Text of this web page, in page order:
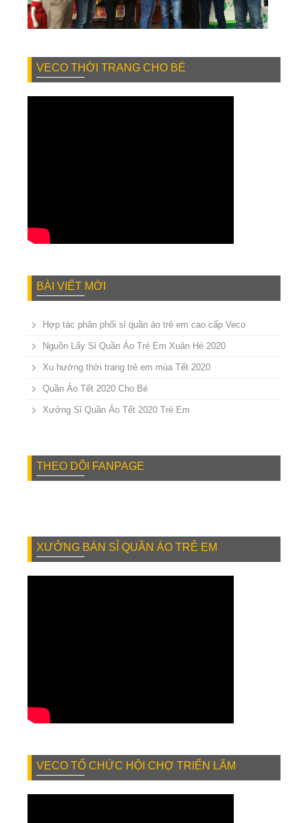
VECO THỜI TRANG CHO BÉ
BÀI VIẾT MỚI
Hợp tác phân phối sỉ quần áo trẻ em cao cấp Veco
Nguồn Lấy Sỉ Quần Áo Trẻ Em Xuân Hè 2020
Xu hướng thời trang trẻ em mùa Tết 2020
Quần Áo Tết 2020 Cho Bé
Xưởng Sỉ Quần Áo Tết 2020 Trẻ Em
THEO DÕI FANPAGE
XƯỞNG BÁN SỈ QUẦN ÁO TRẺ EM
VECO TỔ CHỨC HỘI CHỢ TRIỂN LÃM